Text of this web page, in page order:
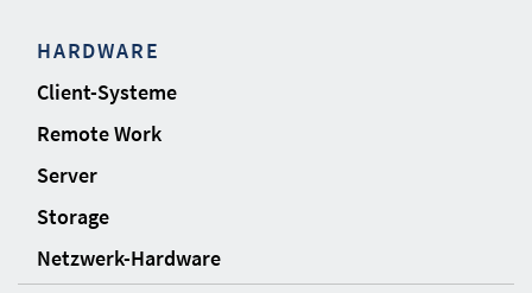
HARDWARE
Client-Systeme
Remote Work
Server
Storage
Netzwerk-Hardware